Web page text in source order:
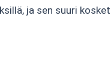
ja sen suuri